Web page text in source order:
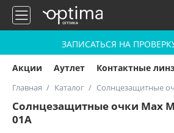
ЗАПИСАТЬСЯ НА
Акции Аутлет Контактные
Главная Каталог Солнцезащитные
Солнцезащитные очки Max
01A